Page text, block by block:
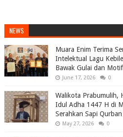
NEWS
Muara Enim Terima
Intelektual Lagu
Bawak Gulai dan
June 17, 2026 0
Walikota Prabumulih,
Idul Adha 1447 H di
Serahkan Sapi Qurban
May 27, 2026 0